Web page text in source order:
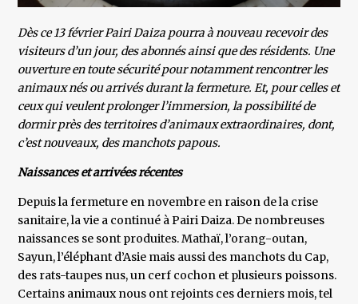
Dès ce 13 février Pairi Daiza pourra à nouveau recevoir des
visiteurs d’un jour, des abonnés ainsi que des résidents. Une
ouverture en toute sécurité pour notamment rencontrer les
animaux nés ou arrivés durant la fermeture. Et, pour celles et
ceux qui veulent prolonger l’immersion, la possibilité de
dormir près des territoires d’animaux extraordinaires, dont,
c’est nouveaux, des manchots papous.
Naissances et arrivées récentes
Depuis la fermeture en novembre en raison de la crise
sanitaire, la vie a continué à Pairi Daiza. De nombreuses
naissances se sont produites. Mathaï, l’orang-outan,
Sayun, l’éléphant d’Asie mais aussi des manchots du Cap,
des rats-taupes nus, un cerf cochon et plusieurs poissons.
Certains animaux nous ont rejoints ces derniers mois, tel